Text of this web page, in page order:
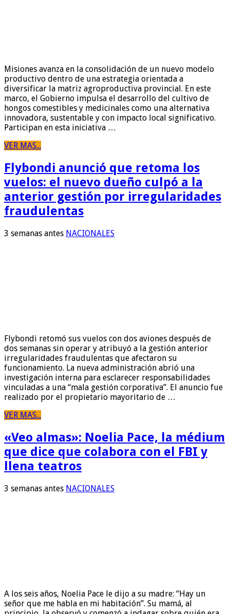
Misiones avanza en la consolidación de un nuevo modelo
productivo dentro de una estrategia orientada a
diversificar la matriz agroproductiva provincial. En este
marco, el Gobierno impulsa el desarrollo del cultivo de
hongos comestibles y medicinales como una alternativa
innovadora, sustentable y con impacto local significativo.
Participan en esta iniciativa …
VER MAS...
Flybondi anunció que retoma los
vuelos: el nuevo dueño culpó a la
anterior gestión por irregularidades
fraudulentas
3 semanas antes NACIONALES
Flybondi retomó sus vuelos con dos aviones después de
dos semanas sin operar y atribuyó a la gestión anterior
irregularidades fraudulentas que afectaron su
funcionamiento. La nueva administración abrió una
investigación interna para esclarecer responsabilidades
vinculadas a una “mala gestión corporativa”. El anuncio fue
realizado por el propietario mayoritario de …
VER MAS...
«Veo almas»: Noelia Pace, la médium
que dice que colabora con el FBI y
llena teatros
3 semanas antes NACIONALES
A los seis años, Noelia Pace le dijo a su madre: “Hay un
señor que me habla en mi habitación”. Su mamá, al